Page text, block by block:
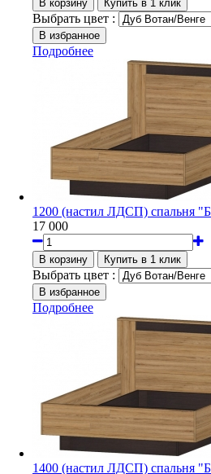
Выбрать цвет :
Подробнее
1200 (настил ЛДСП) спальня
17 000
Выбрать цвет :
Подробнее
1400 (настил ЛДСП) спальня